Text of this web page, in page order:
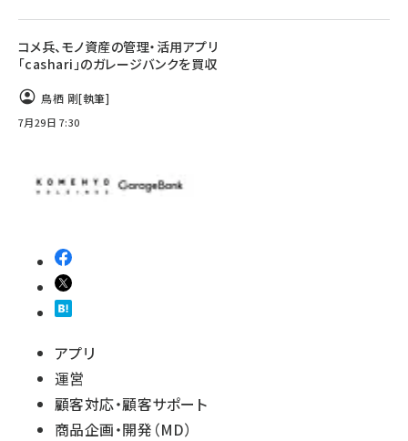
コメ兵、モノ資産の管理・活用アプリ
「cashari」のガレージバンクを買収
鳥栖 剛[執筆]
7月29日 7:30
アプリ
運営
顧客対応・顧客サポート
商品企画・開発（MD）